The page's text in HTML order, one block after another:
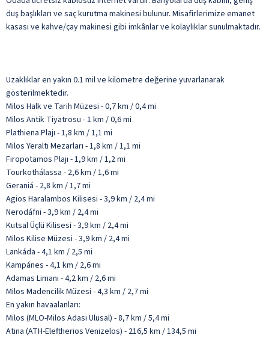
duş başlıkları ve saç kurutma makinesi bulunur. Misafirlerimize emanet
kasası ve kahve/çay makinesi gibi imkânlar ve kolaylıklar sunulmaktadır.
Uzaklıklar en yakın 0.1 mil ve kilometre değerine yuvarlanarak
gösterilmektedir.
Milos Halk ve Tarih Müzesi - 0,7 km / 0,4 mi
Milos Antik Tiyatrosu - 1 km / 0,6 mi
Plathiena Plajı - 1,8 km / 1,1 mi
Milos Yeraltı Mezarları - 1,8 km / 1,1 mi
Firopotamos Plajı - 1,9 km / 1,2 mi
Tourkothálassa - 2,6 km / 1,6 mi
Geraniá - 2,8 km / 1,7 mi
Agios Haralambos Kilisesi - 3,9 km / 2,4 mi
Nerodáfni - 3,9 km / 2,4 mi
Kutsal Üçlü Kilisesi - 3,9 km / 2,4 mi
Milos Kilise Müzesi - 3,9 km / 2,4 mi
Lankáda - 4,1 km / 2,5 mi
Kampánes - 4,1 km / 2,6 mi
Adamas Limanı - 4,2 km / 2,6 mi
Milos Madencilik Müzesi - 4,3 km / 2,7 mi
En yakın havaalanları:
Milos (MLO-Milos Adası Ulusal) - 8,7 km / 5,4 mi
Atina (ATH-Eleftherios Venizelos) - 216,5 km / 134,5 mi